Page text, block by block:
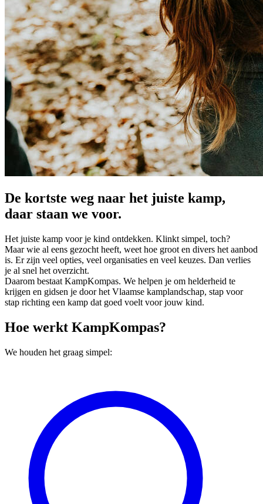
De kortste weg naar het juiste kamp,
daar staan we voor.
Het juiste kamp voor je kind ontdekken. Klinkt simpel, toch?
Maar wie al eens gezocht heeft, weet hoe groot en divers het aanbod
is. Er zijn veel opties, veel organisaties en veel keuzes. Dan verlies
je al snel het overzicht.
Daarom bestaat KampKompas. We helpen je om helderheid te
krijgen en gidsen je door het Vlaamse kamplandschap, stap voor
stap richting een kamp dat goed voelt voor jouw kind.
Hoe werkt KampKompas?
We houden het graag simpel: